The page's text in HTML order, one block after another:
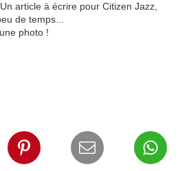
article à écrire pour Citizen Jazz,
de temps...
photo !